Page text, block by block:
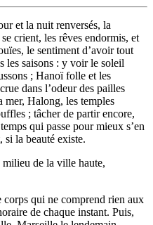
et la nuit renversés, la
crient, les rêves endormis, et
le sentiment d’avoir tout
les saisons : y voir le soleil
; Hanoï folle et les
dans l’odeur des pailles
mer, Halong, les temples
; tâcher de partir encore,
qui passe pour mieux s’en
si la beauté existe.
de la ville haute,
qui ne comprend rien aux
de chaque instant. Puis,